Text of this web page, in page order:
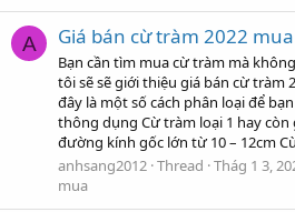
A Giá bán cừ tràm 2022
Bạn cần tìm mua cừ tràm mà
tôi sẽ sẽ giới thiệu giá bán cừ tràm
đây là một số cách phân loại để
thông dụng Cừ tràm loại 1 hay
đường kính gốc lớn từ 10 – 12cm
anhsang2012 Thread Thág 1 3,
mua